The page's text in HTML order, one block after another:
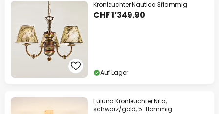
Kronleuchter Nautica 3flammig
CHF 1’349.90
Auf Lager
Euluna Kronleuchter Nita,
schwarz/gold, 5-flammig